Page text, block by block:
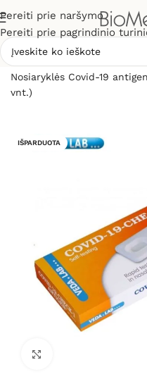
Pereiti prie naršymo
Pereiti prie pagrindinio
Nosiaryklės Covid-19
vnt.)
IŠPARDUOTA